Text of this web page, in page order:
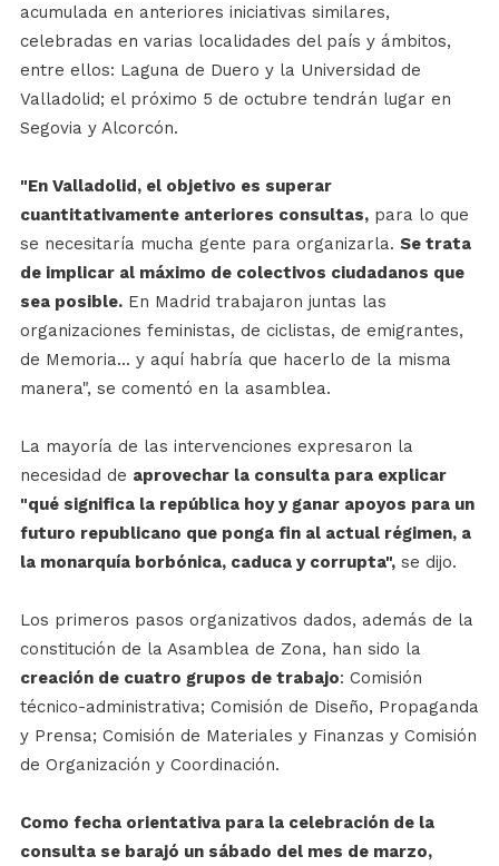
acumulada en anteriores iniciativas similares,
celebradas en varias localidades del país y ámbitos,
entre ellos: Laguna de Duero y la Universidad de
Valladolid; el próximo 5 de octubre tendrán lugar en
Segovia y Alcorcón.
"En Valladolid, el objetivo es superar
cuantitativamente anteriores consultas,para lo que
se necesitaría mucha gente para organizarla. Se trata
de implicar al máximo de colectivos ciudadanos que
sea posible.En Madrid trabajaron juntas las
organizaciones feministas, de ciclistas, de emigrantes,
de Memoria... y aquí habría que hacerlo de la misma
manera", se comentó en la asamblea.
La mayoría de las intervenciones expresaron la
necesidad de aprovechar la consulta para explicar
"qué significa la república hoy y ganar apoyos para un
futuro republicano que ponga fin al actual régimen, a
la monarquía borbónica, caduca y corrupta",se dijo.
Los primeros pasos organizativos dados, además de la
constitución de la Asamblea de Zona, han sido la
creación de cuatro grupos de trabajo: Comisión
técnico-administrativa; Comisión de Diseño, Propaganda
y Prensa; Comisión de Materiales y Finanzas y Comisión
de Organización y Coordinación.
Como fecha orientativa para la celebración de la
consulta se barajó un sábado del mes de marzo,